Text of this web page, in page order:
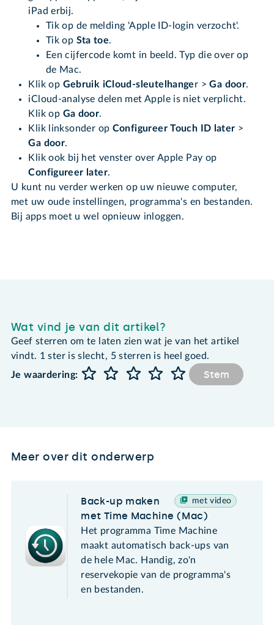
iPad erbij.
Tik op de melding 'Apple ID-login verzocht'.
Tik op Sta toe.
Een cijfercode komt in beeld. Typ die over op
de Mac.
Klik op Gebruik iCloud-sleutelhanger >Ga door.
iCloud-analyse delen met Apple is niet verplicht.
Klik op Ga door.
Klik linksonder op Configureer Touch ID later >
Ga door.
Klik ook bij het venster over Apple Pay op
Configureer later.
U kunt nu verder werken op uw nieuwe computer,
met uw oude instellingen, programma's en bestanden.
Bij apps moet u wel opnieuw inloggen.
Wat vind je van dit artikel?
Geef sterren om te laten zien wat je van het artikel
vindt. 1 ster is slecht, 5 sterren is heel goed.
Je waardering:
Stem
Meer over dit onderwerp
met video
Back-up maken
met Time Machine (Mac)
Het programma Time Machine
maakt automatisch back-ups van
de hele Mac. Handig, zo'n
reservekopie van de programma's
en bestanden.